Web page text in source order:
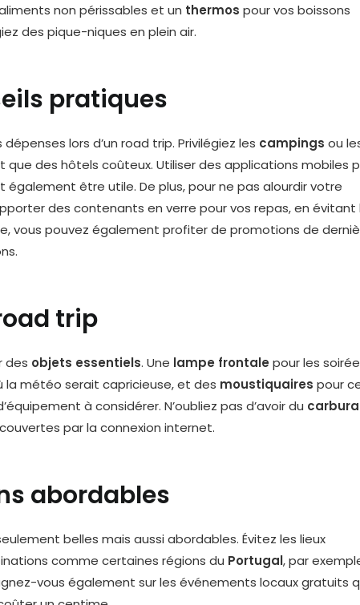
non périssables et un thermos pour vos boissons
des pique-niques en plein air.
pratiques
lors d’un road trip. Privilégiez les campings ou
des hôtels coûteux. Utiliser des applications mobiles
être utile. De plus, pour ne pas alourdir votre
des contenants en verre pour vos repas, en évitant
vous pouvez également profiter de promotions de
trip
des objets essentiels. Une lampe frontale pour les
météo serait capricieuse, et des moustiquaires pour
à considérer. N’oubliez pas d’avoir du
par la connexion internet.
abordables
belles mais aussi abordables. Évitez les lieux
comme certaines régions du Portugal, par
vous également sur les événements locaux gratuits